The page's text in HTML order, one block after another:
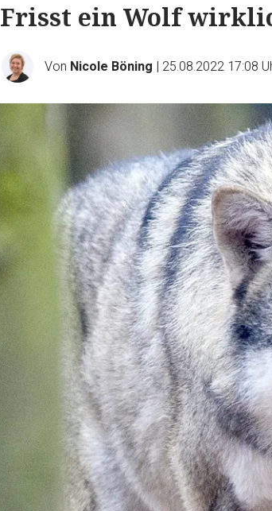
Frisst ein Wolf
Von Nicole Böning | 25.08.2022 17:08